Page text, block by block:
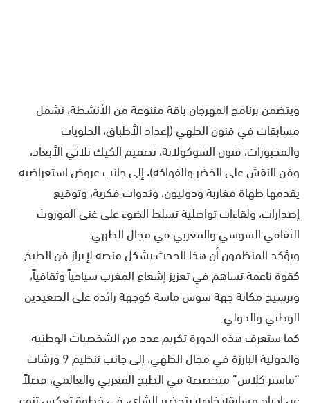
ويتضمن برنامج المهرجان باقة متنوعة من الأنشطة، تشمل
مسابقات في فنون الطهي (إعداد الأطباق، الحلويات
والمخبوزات، فنون الشوكولاتة، تصميم الكيك ثلاثي الأبعاد،
وفن النقش على الخضر والفواكه)، إلى جانب عروض استعراضية
يقدمها طهاة مغاربة ودوليون، وندوات فكرية، وتوقيع
إصدارات، ولقاءات تواصلية تسلط الضوء على غنى الموروث
الثقافي السوسي والمغربي في مجال الطهي.
ويؤكد المنظمون أن هذا الحدث يشكل منصة لإبراز فن الطبخ
كقوة ناعمة تساهم في تعزيز إشعاع المغرب سياحياً وثقافياً،
وترسيخ مكانة جهة سوس ماسة كوجهة رائدة على الصعيدين
الوطني والدولي.
كما ستعرف هذه الدورة تكريم عدد من الشخصيات الوطنية
والدولية البارزة في مجال الطهي، إلى جانب تنظيم 9 ورشات
“ماستر كلاس” متخصصة في الطبخ المغربي والعالمي، فضلاً